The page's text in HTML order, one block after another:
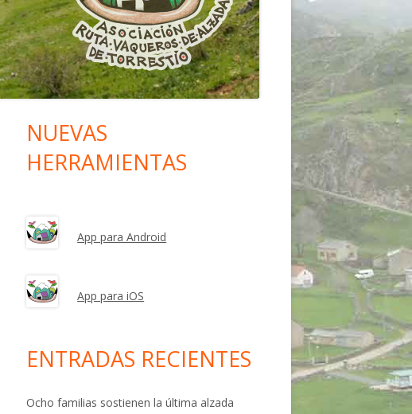
Barra
lateral
NUEVAS
HERRAMIENTAS
App para Android
App para iOS
ENTRADAS RECIENTES
Ocho familias sostienen la última alzada